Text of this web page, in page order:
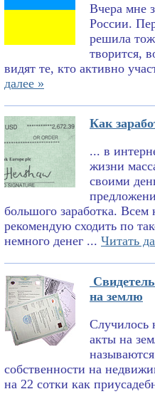
Вчера мне
России.
решила
творится,
видят те, кто активно
далее »
Как
... в
жизни
своими
большого заработка. Всем
рекомендую сходить по
немного денег ... Читать
на землю
Случилось
акты на
собственности на
на 22 сотки как